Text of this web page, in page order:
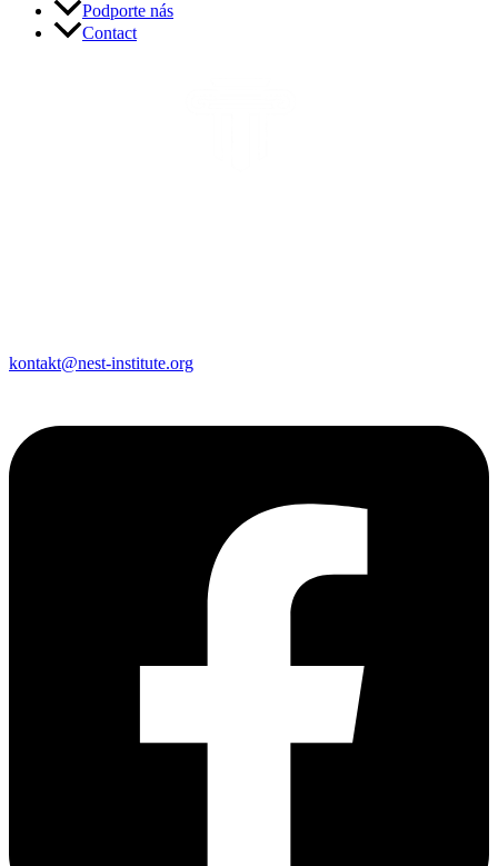
Podporte nás
Contact
kontakt@nest-institute.org